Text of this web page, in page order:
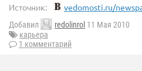
Источник: vedomosti.ru/
Добавил redolinrol 11 Мая 2010
карьера
1 комментарий